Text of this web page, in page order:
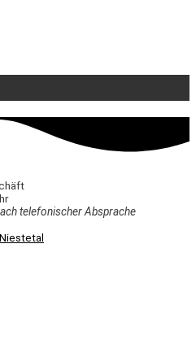
telefonischer Absprache